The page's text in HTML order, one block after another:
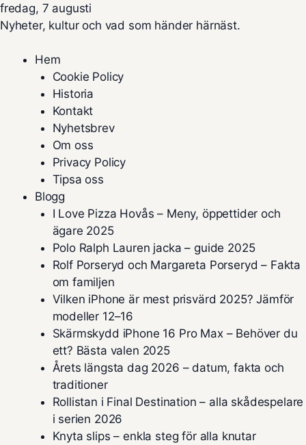
fredag, 7 augusti
Nyheter, kultur och vad som händer härnäst.
Hem
Cookie Policy
Historia
Kontakt
Nyhetsbrev
Om oss
Privacy Policy
Tipsa oss
Blogg
I Love Pizza Hovås – Meny, öppettider och
ägare 2025
Polo Ralph Lauren jacka – guide 2025
Rolf Porseryd och Margareta Porseryd – Fakta
om familjen
Vilken iPhone är mest prisvärd 2025? Jämför
modeller 12–16
Skärmskydd iPhone 16 Pro Max – Behöver du
ett? Bästa valen 2025
Årets längsta dag 2026 – datum, fakta och
traditioner
Rollistan i Final Destination – alla skådespelare
i serien 2026
Knyta slips – enkla steg för alla knutar